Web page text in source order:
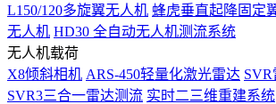
L150/120多旋翼无人机 蜂虎垂直起降固定
无人机 HD30 全自动无人机测流系统
无人机载荷
X8倾斜相机 ARS-450轻量化激光雷达
SVR3三合一雷达测流 实时二三维重建系统